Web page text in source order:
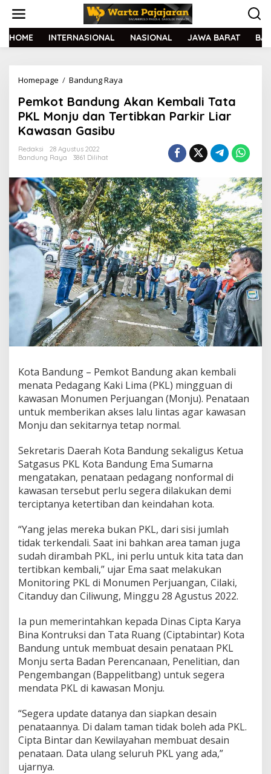
t
HOME INTERNASIONAL NASIONAL JAWA BARAT
Homepage / Bandung Raya
m
k
o
d
u
n
g
A
k
a
n
K
e
m
b
a
l
i
T
a
P
K
L
M
o
j
u
a
n
T
r
t
i
b
k
a
n
P
r
k
r
L
i
a
K
a
w
a
s
Pemkot Bandung Akan Kembali Tata
PKL Monju dan Tertibkan Parkir Liar
Kawasan Gasibu
Redaksi
28 Agustus 2022
Bandung Raya
3861 Dilihat
Kota Bandung – Pemkot Bandung akan kembali
menata Pedagang Kaki Lima (PKL) mingguan di
kawasan Monumen Perjuangan (Monju). Penataan
untuk memberikan akses lalu lintas agar kawasan
Monju dan sekitarnya tetap normal.
Sekretaris Daerah Kota Bandung sekaligus Ketua
Satgasus PKL Kota Bandung Ema Sumarna
mengatakan, penataan pedagang nonformal di
kawasan tersebut perlu segera dilakukan demi
terciptanya ketertiban dan keindahan kota.
“Yang jelas mereka bukan PKL, dari sisi jumlah
tidak terkendali. Saat ini bahkan area taman juga
sudah dirambah PKL, ini perlu untuk kita tata dan
tertibkan kembali,” ujar Ema saat melakukan
Monitoring PKL di Monumen Perjuangan, Cilaki,
Citanduy dan Ciliwung, Minggu 28 Agustus 2022.
Ia pun memerintahkan kepada Dinas Cipta Karya
Bina Kontruksi dan Tata Ruang (Ciptabintar) Kota
Bandung untuk membuat desain penataan PKL
Monju serta Badan Perencanaan, Penelitian, dan
Pengembangan (Bappelitbang) untuk segera
mendata PKL di kawasan Monju.
“Segera update datanya dan siapkan desain
penataannya. Di dalam taman tidak boleh ada PKL.
Cipta Bintar dan Kewilayahan membuat desain
penataan. Data ulang seluruh PKL yang ada,”
ujarnya.